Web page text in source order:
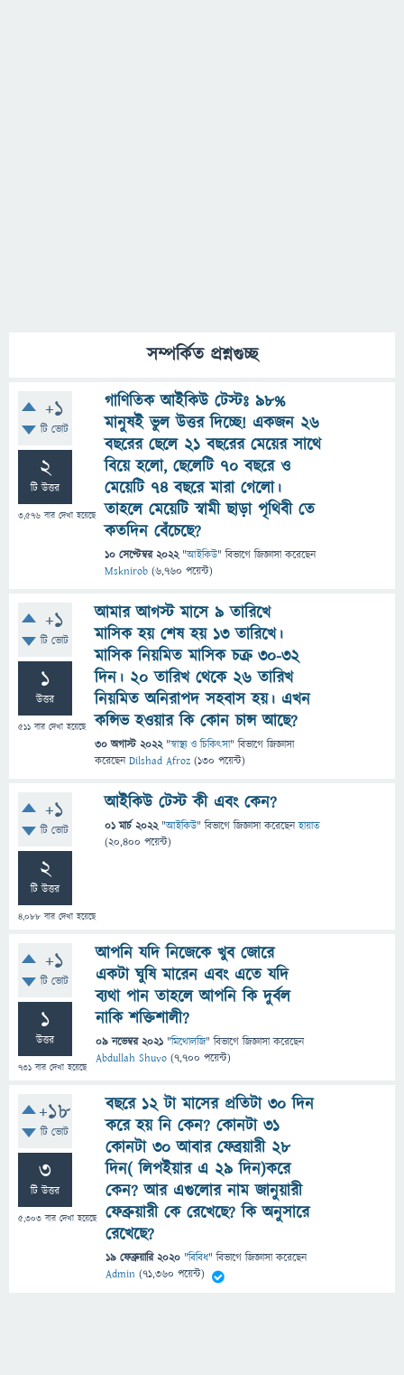
সম্পর্কিত প্রশ্নগুচ্ছ
+1
টি ভোট
2
টি উত্তর
3,576 বার দেখা হয়েছে
গাণিতিক আইকিউ টেস্টঃ ৯৮%
মানুষই ভুল উত্তর দিচ্ছে! একজন ২৬
বছরের ছেলে ২১ বছরের মেয়ের সাথে
বিয়ে হলো, ছেলেটি ৭০ বছরে ও
মেয়েটি ৭৪ বছরে মারা গেলো।
তাহলে মেয়েটি স্বামী ছাড়া পৃথিবী তে
কতদিন বেঁচেছে?
10 সেপ্টেম্বর 2022 "আইকিউ" বিভাগে জিজ্ঞাসাকরেছেন
Msknirob (6,760 পয়েন্ট)
+1
টি ভোট
1
উত্তর
511 বার দেখা হয়েছে
আমার আগস্ট মাসে ৯ তারিখে
মাসিক হয় শেষ হয় ১৩ তারিখে।
মাসিক নিয়মিত মাসিক চক্র ৩০-৩২
দিন। ২০ তারিখ থেকে ২৬ তারিখ
নিয়মিত অনিরাপদ সহবাস হয়। এখন
কন্সিভ হওয়ার কি কোন চান্স আছে?
30 অগাস্ট 2022 "স্বাস্থ্য ও চিকিৎসা" বিভাগে জিজ্ঞাসা
করেছেনDilshad Afroz (130 পয়েন্ট)
+1
টি ভোট
2
টি উত্তর
4,088 বার দেখা হয়েছে
আইকিউ টেস্ট কী এবং কেন?
01 মার্চ 2022 "আইকিউ" বিভাগে জিজ্ঞাসাকরেছেনহায়াত
(20,400 পয়েন্ট)
+1
টি ভোট
1
উত্তর
731 বার দেখা হয়েছে
আপনি যদি নিজেকে খুব জোরে
একটা ঘুষি মারেন এবং এতে যদি
ব্যথা পান তাহলে আপনি কি দুর্বল
নাকি শক্তিশালী?
09 নভেম্বর 2021 "মিথোলজি" বিভাগে জিজ্ঞাসাকরেছেন
Abdullah Shuvo (7,700 পয়েন্ট)
+18
টি ভোট
3
টি উত্তর
5,303 বার দেখা হয়েছে
বছরে ১২ টা মাসের প্রতিটা ৩০ দিন
করে হয় নি কেন? কোনটা ৩১
কোনটা ৩০ আবার ফেব্রয়ারী ২৮
দিন( লিপইয়ার এ ২৯ দিন)করে
কেন? আর এগুলোর নাম জানুয়ারী
ফেব্রুয়ারী কে রেখেছে? কি অনুসারে
রেখেছে?
19 ফেব্রুয়ারি 2020 "বিবিধ" বিভাগে জিজ্ঞাসাকরেছেন
Admin (71,360 পয়েন্ট)